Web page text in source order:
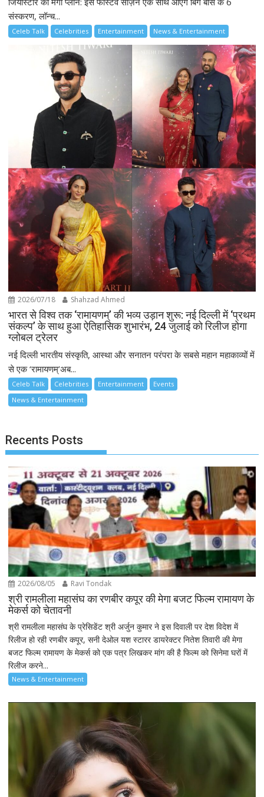
संस्करण, लॉन्च...
Celeb Talk Celebrities Entertainment News & Entertainment
2026/07/18 Shahzad Ahmed
भारत से विश्व तक ‘रामायणम्’ की भव्य उड़ान शुरू: नई दिल्ली में ‘प्रथम
संकल्प’ के साथ हुआ ऐतिहासिक शुभारंभ, 24 जुलाई को रिलीज होगा
ग्लोबल ट्रेलर
नई दिल्ली भारतीय संस्कृति, आस्था और सनातन परंपरा के सबसे महान महाकाव्यों में
से एक ‘रामायणम्’अब...
Celeb Talk Celebrities Entertainment
Events
News & Entertainment
Recents Posts
2026/08/05 Ravi Tondak
श्री रामलीला महासंघ का रणबीर कपूर की मेगा बजट फिल्म रामायण के
मेकर्स को चेतावनी
श्री रामलीला महासंघ के प्रेसिडेंट श्री अर्जुन कुमार ने इस दिवाली पर देश विदेश में
रिलीज हो रही रणबीर कपूर, सनी देओल यश स्टारर डायरेक्टर नितेश तिवारी की मेगा
बजट फिल्म रामायण के मेकर्स को एक पत्र लिखकर मांग की है फिल्म को सिनेमा घरों में
रिलीज करने...
News & Entertainment